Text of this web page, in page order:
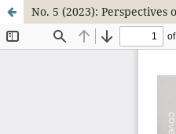
No. 5 (2023):